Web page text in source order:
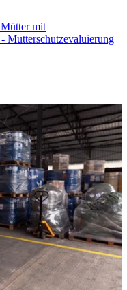
mit
Mutterschutzevaluierung